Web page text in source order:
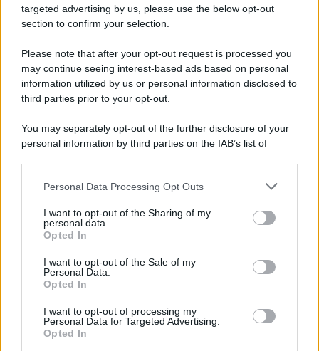
targeted advertising by us, please use the below opt-out
section to confirm your selection.
Please note that after your opt-out request is processed you
may continue seeing interest-based ads based on personal
information utilized by us or personal information disclosed to
third parties prior to your opt-out.
You may separately opt-out of the further disclosure of your
personal information by third parties on the IAB’s list of
This information may also be disclosed by us to third parties
disclose it to other third parties.
Please note that this website/app uses one or more Google
services and may gather and store information including but
not limited to your visit or usage behaviour. You may click to
grant or deny consent to Google and its third-party tags to
consent section.
Personal Data Processing Opt Outs
I want to opt-out of the Sharing of my
personal data.
Opted In
I want to opt-out of the Sale of my
Personal Data.
Opted In
I want to opt-out of processing my
Personal Data for Targeted Advertising.
Opted In
Ariete
La giornata ti invita a prendere una pausa per
ascoltare il tuo corpo, perché un po’ di affaticamento
potrebbe farsi sentire sotto il caldo sole d’agosto.
Essere gentili con le parole in amore e con i familiari
può dissipare tensioni recenti e riportare serenità.
Toro
nelle attività lavorative e offrono maggiore chiarezza
pianificando vacanze o appuntamenti. Nelle amicizie
e nei sentimenti, una presenza fidata ti farà sentire